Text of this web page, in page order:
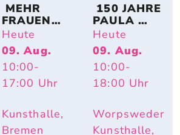
MEHR
FRAUEN!
BREMER
KÜNSTLE
RINNEN
AUF
PAPIER
Heute
09. Aug.
10:00-
17:00 Uhr
Kunsthalle,
Bremen
150 JAHRE
PAULA
MODERSO
HN-
BECKER:
IMPULS
PAULA –
LONGEVIAL
Heute
09. Aug.
10:00-
18:00 Uhr
Worpsweder
Kunsthalle,